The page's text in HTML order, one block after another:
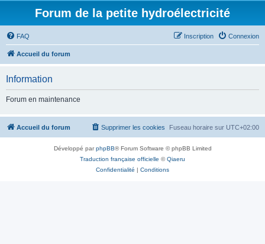
Forum de la petite hydroélectricité
FAQ Connexion
Inscription
Accueil du forum
Information
Forum en maintenance
Accueil du forum Fuseau horaire sur UTC+02:00
Supprimer les cookies
Développé parphpBB® Forum Software © phpBB Limited
Traduction française officielle ©Qiaeru
Confidentialité | Conditions